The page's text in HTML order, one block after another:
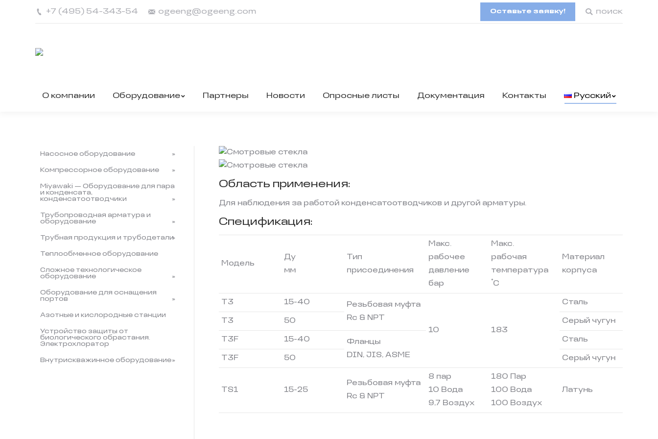
+7 (495) 54-343-54 ogeeng@ogeeng.com Оставьте заявку! Поиск:
поиск
О компании Оборудование Партнеры Новости Опросные листы Документация Контакты Русский
Область применения:
Для наблюдения за работой конденсатоотводчиков и другой арматуры.
Спецификация:
Модель
Ду
мм
Тип
присоединения
Макс.
рабочее
давление
бар
Макс.
рабочая
температура
°C
Материал
корпуса
T3 15-40
Резьбовая муфта
Rc & NPT
10
183
Сталь
T3 50 Серый чугун
T3F 15-40
Фланцы
DIN, JIS, ASME
Сталь
T3F 50 Серый чугун
TS1 15-25
Резьбовая муфта
Rc & NPT
8 пар
10 Вода
9,7 Воздух
180 Пар
100 Вода
100 Воздух
Латунь
Насосное оборудование
Компрессорное оборудование
Miyawaki — Оборудование для пара
и конденсата,
конденсатоотводчики
Трубопроводная арматура и
оборудование
Трубная продукция и трубодетали
Теплообменное оборудование
Сложное технологическое
оборудование
Оборудование для оснащения
портов
Азотные и кислородные станции
Устройство защиты от
биологического обрастания.
Электрохлоратор
Внутрискважинное оборудование